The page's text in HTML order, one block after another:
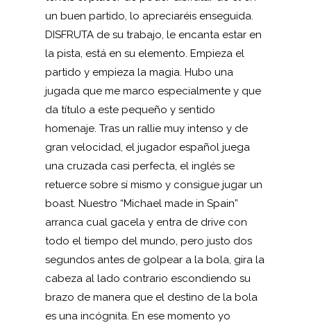
un buen partido, lo apreciaréis enseguida.
DISFRUTA de su trabajo, le encanta estar en
la pista, está en su elemento. Empieza el
partido y empieza la magia. Hubo una
jugada que me marco especialmente y que
da título a este pequeño y sentido
homenaje. Tras un rallie muy intenso y de
gran velocidad, el jugador español juega
una cruzada casi perfecta, el inglés se
retuerce sobre sí mismo y consigue jugar un
boast. Nuestro “Michael made in Spain”
arranca cual gacela y entra de drive con
todo el tiempo del mundo, pero justo dos
segundos antes de golpear a la bola, gira la
cabeza al lado contrario escondiendo su
brazo de manera que el destino de la bola
es una incógnita. En ese momento yo